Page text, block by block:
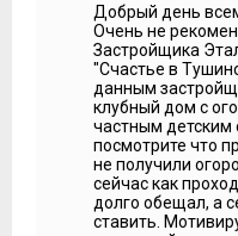
выдадим до конца
Мария Фёдорова:По
же проектное число?
Александра
предусмотрено 198
одно-, двух- и
начинается от 37 кв. м,
трехкомнатной
Мария Фёдорова:В
Добрый день
Очень не
Застройщика
"Счастье в
данным
клубный дом с
частным детским
посмотрите что
не получили
сейчас как
долго обещал, а
ставить.